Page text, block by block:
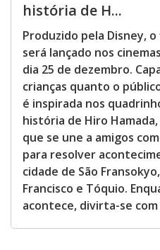
história de H...
Produzido pela Disney,
será lançado nos
dia 25 de dezembro.
crianças quanto o
é inspirada nos
história de Hiro
que se une a amigos
para resolver
cidade de São
Francisco e Tóquio.
acontece, divirta-se